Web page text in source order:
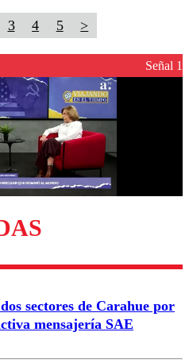
3 4 5 >
Señal 1
sectores de Carahue por
mensajería SAE